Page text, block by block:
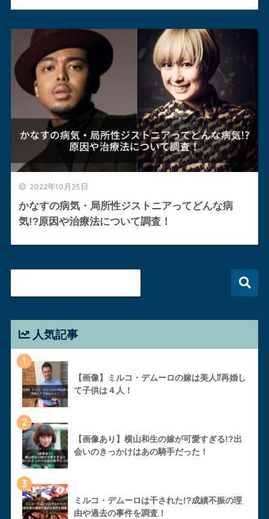
2022年10月25日
かなすの病気・局所性ジストニアってどんな病
気!?原因や治療法について調査！
人気記事
1
【画像】ミルコ・デムーロの嫁は美人⁉︎再婚し
て子供は４人！
2
【画像あり】横山和生の嫁が可愛すぎる!?出
会いのきっかけはあの騎手だった！
3
ミルコ・デムーロは干された!?成績不振の理
由や過去の事件を調査！